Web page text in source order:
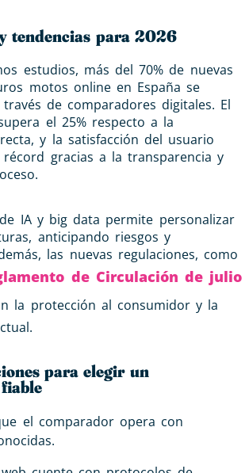
tendencias para 2026
estudios, más del 70% de nuevas
motos online en España se
de comparadores digitales. El
el 25% respecto a la
y la satisfacción del usuario
récord gracias a la transparencia y
IA y big data permite personalizar
anticipando riesgos y
las nuevas regulaciones, como
de Circulación de julio
la protección al consumidor y la
para elegir un
el comparador opera con